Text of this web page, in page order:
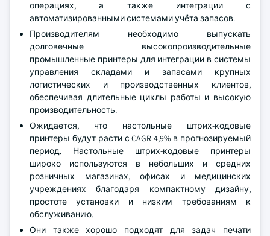
операциях, а также интеграции с
автоматизированными системами учёта запасов.
Производителям необходимо выпускать
долговечные высокопроизводительные
промышленные принтеры для интеграции в системы
управления складами и запасами крупных
логистических и производственных клиентов,
обеспечивая длительные циклы работы и высокую
производительность.
Ожидается, что настольные штрих-кодовые
принтеры будут расти с CAGR 4,9% в прогнозируемый
период. Настольные штрих-кодовые принтеры
широко используются в небольших и средних
розничных магазинах, офисах и медицинских
учреждениях благодаря компактному дизайну,
простоте установки и низким требованиям к
обслуживанию.
Они также хорошо подходят для задач печати